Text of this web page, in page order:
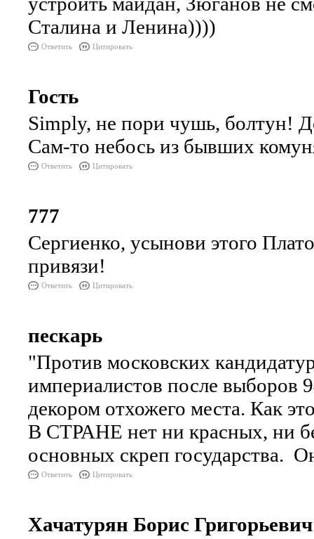
Сталина и Ленина))))
Ответить Цитировать
Гость
Simply, не пори чушь, болтун!
Сам-то небось из бывших
Ответить Цитировать
777
Сергиенко, усынови этого
привязи!
Ответить Цитировать
пескарь
"Против московских
империалистов после выборов
декором отхожего места. Как
В СТРАНЕ нет ни красных, ни
основных скреп государства.
Ответить Цитировать
Хачатурян Борис Григорьевич